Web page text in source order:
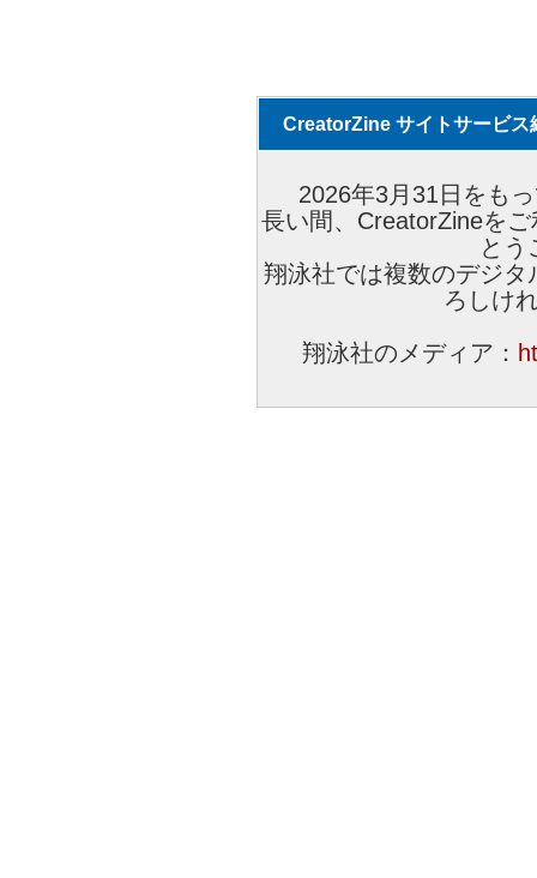
CreatorZine サイトサービス
2026年3月31日をも
長い間、CreatorZineを
とう
翔泳社では複数のデジ
ろしけ
翔泳社のメディア：